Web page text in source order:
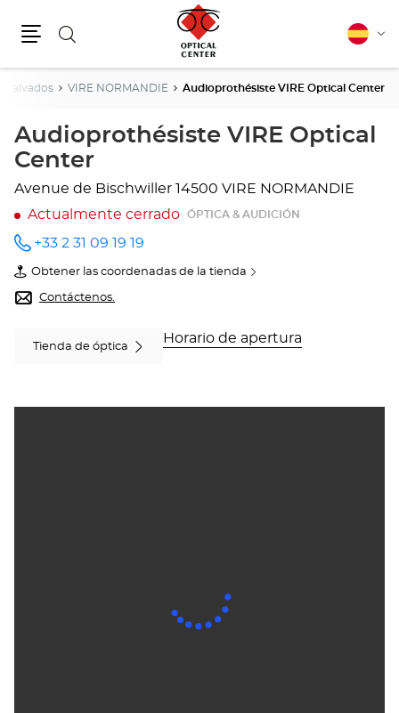
Buscar Español
Calvados VIRE NORMANDIE Audioprothésiste VIRE Optical Center
Audioprothésiste VIRE Optical
Center
Avenue de Bischwiller 14500 VIRE NORMANDIE
Actualmente cerrado
ÓPTICA & AUDICIÓN
número
de
teléfono
+33 2 31 09 19 19
Obtener las coordenadas de la tienda
de
Audioprothésiste
VIRE
Contáctenos.
Tienda de óptica
Horario de apertura